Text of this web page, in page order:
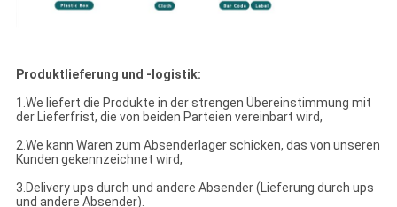
Produktlieferung und -logistik:
1.We liefert die Produkte in der strengen Übereinstimmung mit
der Lieferfrist, die von beiden Parteien vereinbart wird,
2.We kann Waren zum Absenderlager schicken, das von unseren
Kunden gekennzeichnet wird,
3.Delivery ups durch und andere Absender (Lieferung durch ups
und andere Absender).